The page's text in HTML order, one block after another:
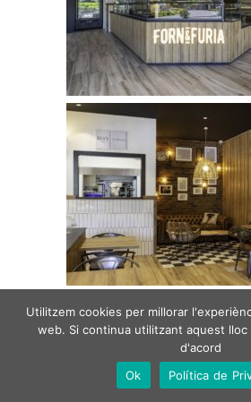
Utilitzem cookies per millorar
web. Si continua utilitzant aquest lloc
d'acord
Ok
Política de